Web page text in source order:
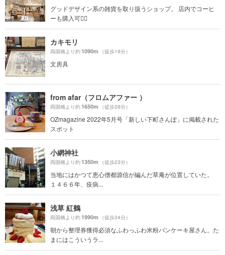
グッドデザイン系の雑貨を取り扱うショップ。 店内でコーヒ
ーも購入可🙆‍♀️
カキモリ
両国橋より約1090m （徒歩19分）
文房具
from afar（フロムアファー ）
両国橋より約1650m （徒歩28分）
OZmagazine 2022年5月号「新しい下町さんぽ」に掲載された
スポット
小網神社
両国橋より約1350m （徒歩23分）
当地にはかつて恵心僧都源信が編んだ草庵が位置していた。
１４６６年、疫病...
浅草 紅鶴
両国橋より約1990m （徒歩34分）
朝から整理券獲得必須なふわっふわ米粉パンケーキ屋さん。た
まにはこういうラ...